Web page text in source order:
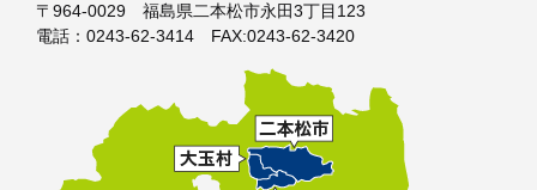
監査
入札情報
〒964-0029 福島県二本松市永田3丁目123
電話：0243-62-3414 FAX:0243-62-3420